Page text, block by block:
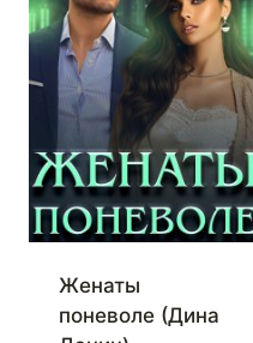
Женаты
поневоле (Дина